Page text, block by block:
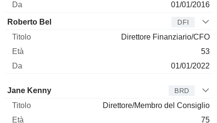
01/01/2016
Roberto Bel DFI
Direttore Finanziario/CFO
53
01/01/2022
Amministratore
Jane Kenny BRD
Direttore/Membro del Consiglio
75